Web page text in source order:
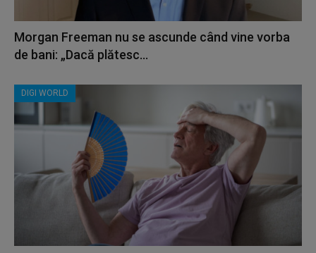
Morgan Freeman nu se ascunde când vine vorba
de bani: „Dacă plătesc...
DIGI WORLD